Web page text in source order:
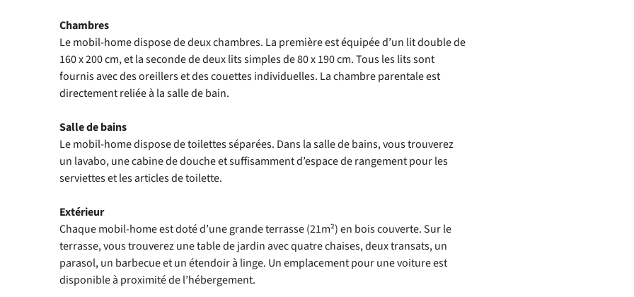
Chambres
Le mobil-home dispose de deux chambres. La première est équipée d’un lit double de
160 x 200 cm, et la seconde de deux lits simples de 80 x 190 cm. Tous les lits sont
fournis avec des oreillers et des couettes individuelles. La chambre parentale est
directement reliée à la salle de bain.
Salle de bains
Le mobil-home dispose de toilettes séparées. Dans la salle de bains, vous trouverez
un lavabo, une cabine de douche et suffisamment d’espace de rangement pour les
serviettes et les articles de toilette.
Extérieur
Chaque mobil-home est doté d’une grande terrasse (21m²) en bois couverte. Sur le
terrasse, vous trouverez une table de jardin avec quatre chaises, deux transats, un
parasol, un barbecue et un étendoir à linge. Un emplacement pour une voiture est
disponible à proximité de l’hébergement.